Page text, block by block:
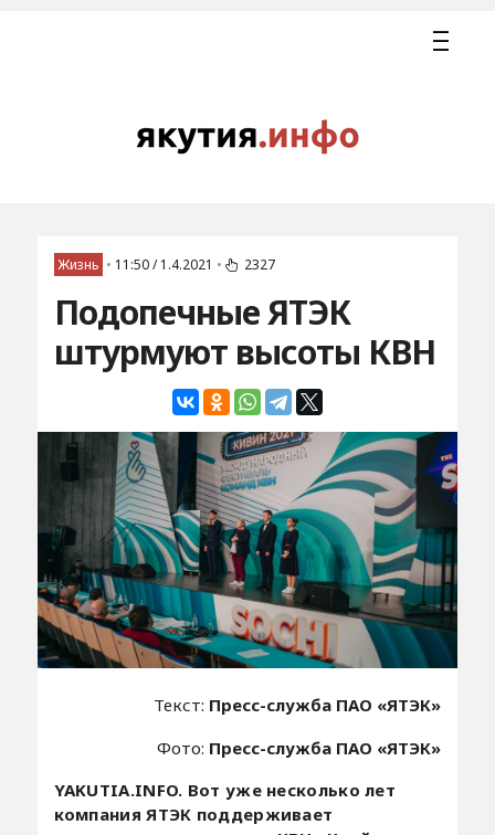
Жизнь • 11:50 / 1.4.2021 • 2327
Подопечные ЯТЭК
штурмуют высоты КВН
Текст: Пресс-служба ПАО «ЯТЭК»
Фото: Пресс-служба ПАО «ЯТЭК»
YAKUTIA.INFO. Вот уже несколько лет
компания ЯТЭК поддерживает